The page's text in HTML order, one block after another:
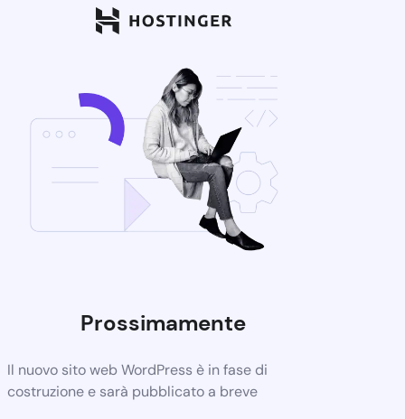
Prossimamente
Il nuovo sito web WordPress è in fase di
costruzione e sarà pubblicato a breve